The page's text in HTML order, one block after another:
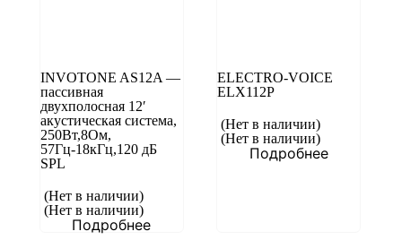
INVOTONE AS12A —
пассивная
двухполосная 12′
акустическая система,
250Вт,8Ом,
57Гц-18кГц,120 дБ
SPL
(Нет в наличии)
(Нет в наличии)
Подробнее
ELECTRO-VOICE
ELX112P
(Нет в наличии)
(Нет в наличии)
Подробнее